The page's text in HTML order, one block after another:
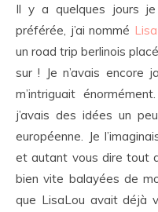
Il y a quelques jours
préférée, j’ai nommé
un road trip berlinois
sur ! Je n’avais encore
m’intriguait
j’avais des idées un
européenne. Je
et autant vous dire tout
bien vite balayées de
que LisaLou avait déjà